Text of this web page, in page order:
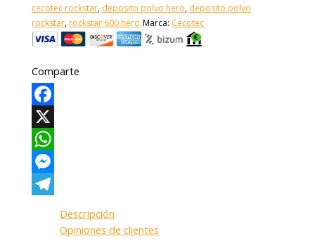
cecotec rockstar, deposito polvo hero, deposito polvo
rockstar, rockstar 600 hero Marca: Cecotec
Comparte
Facebook
X
WhatsApp
Messenger
Descripción
Opiniones de clientes